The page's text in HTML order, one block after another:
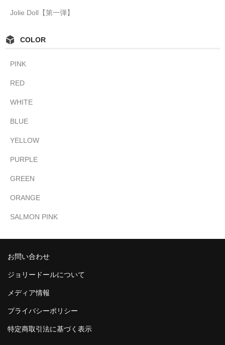
Jolie Doll【第一弾】
COLOR
PINK
RED
WHITE
BLUE
YELLOW
PURPLE
GREEN
ORANGE
SALMON PINK
お問い合わせ
ジョリードールについて
メディア情報
プライバシーポリシー
特定商取引法に基づく表示